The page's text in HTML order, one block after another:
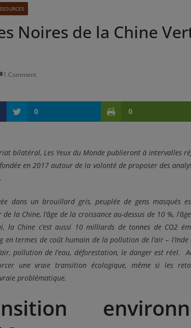
Noires de la Chine
1 Comment
0 0
bilatéral, Les Yeux du Monde publieront à intervalles
en 2017 autour de la volonté de proposer des
dans un brouillard gris, peuplée de gens masqués
de la Chine, l’âge de la croissance au-dessus de 10 %,
la Chine c’est aussi 10 milliards de tonnes de CO2
en termes de coût humain de la pollution de l’air –
pollution de l’eau, déforestation, le danger est réel.
une vraie transition écologique, même si les
problématique.